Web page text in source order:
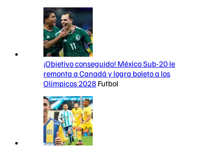
¡Objetivo conseguido! México Sub-20 le
remonta a Canadá y logra boleto a los
Olímpicos 2028 Futbol